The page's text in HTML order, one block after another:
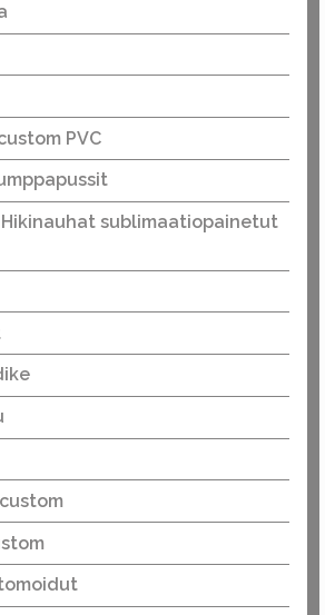
PVC
sublimaatiopainetut